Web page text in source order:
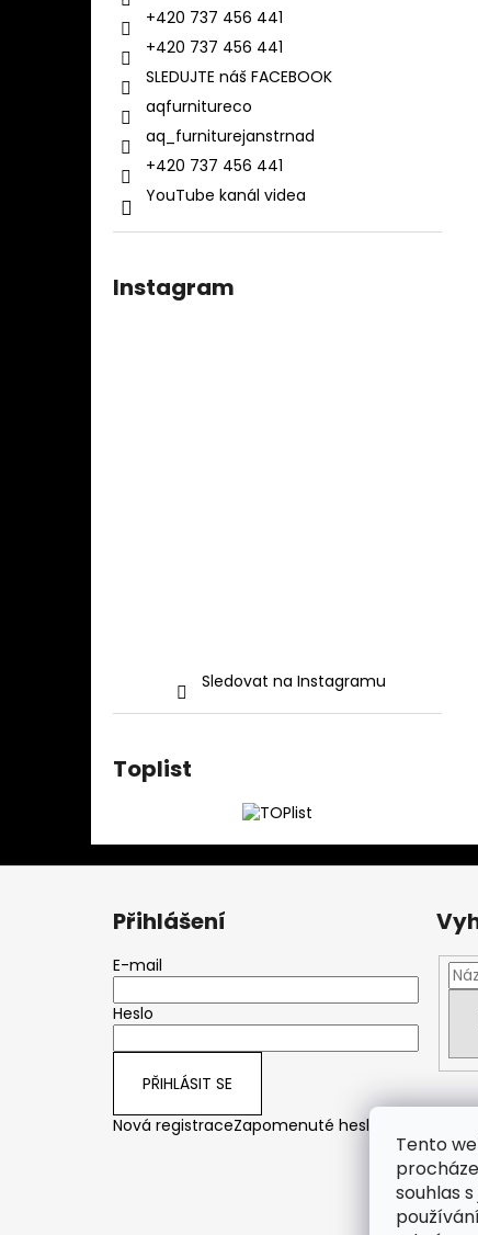
Tento
souhlas
+420 737 456 441
+420 737 456 441
SLEDUJTE náš FACEBOOK
aqfurnitureco
aq_furniturejanstrnad
+420 737 456 441
YouTube kanál videa
Instagram
Sledovat na Instagramu
Toplist
Přihlášení
E-mail
Heslo
PŘIHLÁSIT SE
Nová registraceZapomenuté heslo